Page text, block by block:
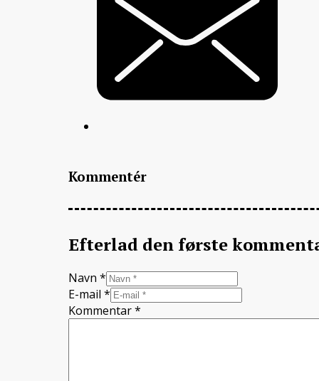
Kommentér
Efterlad den første
Navn *
E-mail *
Kommentar*